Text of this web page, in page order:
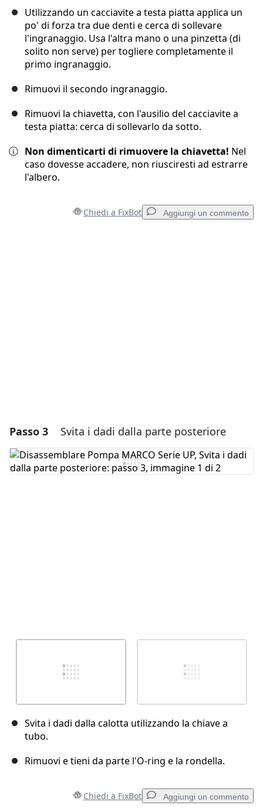
Utilizzando un cacciavite a testa piatta applica un
po' di forza tra due denti e cerca di sollevare
l'ingranaggio. Usa l'altra mano o una pinzetta (di
solito non serve) per togliere completamente il
primo ingranaggio.
Rimuovi il secondo ingranaggio.
Rimuovi la chiavetta, con l'ausilio del cacciavite a
testa piatta: cerca di sollevarlo da sotto.
Non dimenticarti di rimuovere la chiavetta! Nel
caso dovesse accadere, non riusciresti ad estrarre
l'albero.
Chiedi a FixBot Aggiungi un commento
Passo 3 Svita i dadi dalla parte posteriore
Svita i dadi dalla calotta utilizzando la chiave a
tubo.
Rimuovi e tieni da parte l'O-ring e la rondella.
Chiedi a FixBot Aggiungi un commento